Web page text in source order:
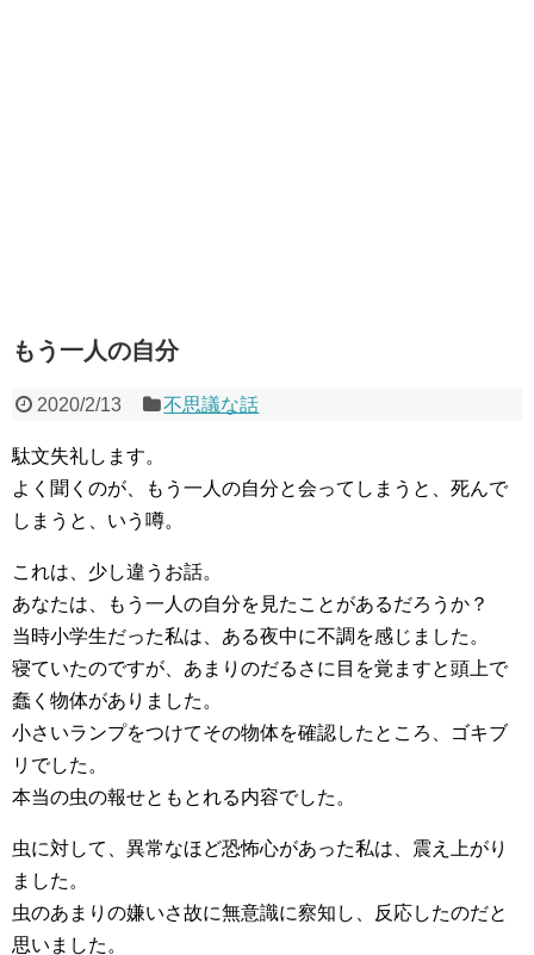
もう一人の自分
2020/2/13 不思議な話
駄文失礼します。
よく聞くのが、もう一人の自分と会ってしまうと、死んで
しまうと、いう噂。
これは、少し違うお話。
あなたは、もう一人の自分を見たことがあるだろうか？
当時小学生だった私は、ある夜中に不調を感じました。
寝ていたのですが、あまりのだるさに目を覚ますと頭上で
蠢く物体がありました。
小さいランプをつけてその物体を確認したところ、ゴキブ
リでした。
本当の虫の報せともとれる内容でした。
虫に対して、異常なほど恐怖心があった私は、震え上がり
ました。
虫のあまりの嫌いさ故に無意識に察知し、反応したのだと
思いました。